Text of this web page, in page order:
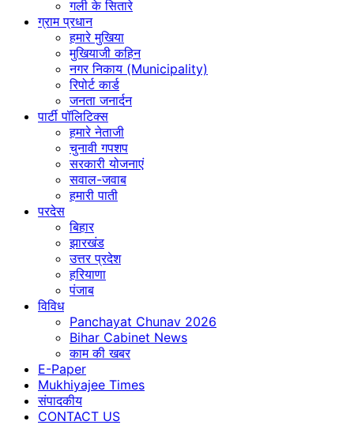
गली के सितारे
ग्राम प्रधान
हमारे मुखिया
मुखियाजी कहिन
नगर निकाय (Municipality)
रिपोर्ट कार्ड
जनता जनार्दन
पार्टी पॉलिटिक्स
हमारे नेताजी
चुनावी गपशप
सरकारी योजनाएं
सवाल-जवाब
हमारी पाती
परदेस
बिहार
झारखंड
उत्तर प्रदेश
हरियाणा
पंजाब
विविध
Panchayat Chunav 2026
Bihar Cabinet News
काम की खबर
E-Paper
Mukhiyajee Times
संपादकीय
CONTACT US